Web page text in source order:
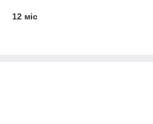
12 міс